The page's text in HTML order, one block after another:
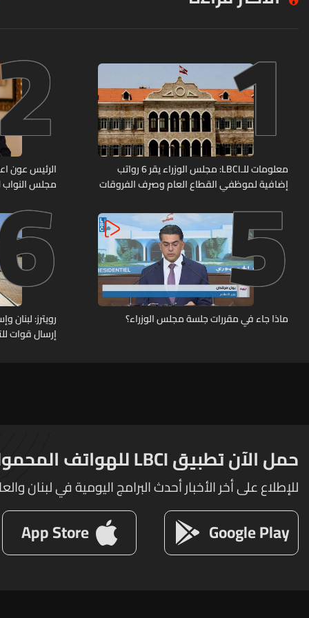
1
معلومات للـLBCI: مجلس الوزراء يقر 6 رواتب
إضافية لموظفي القطاع العام وصرف الفروقات
الرئيس عون
مجلس النواب
5
ماذا جاء في مقررات جلسة مجلس الوزراء؟
رويترز:
إرسال قوات
حمل الآن تطبيق LBCI للهواتف المحمولة
للإطلاع على أخر الأخبار أحدث البرامج اليومية في لبنان
Google Play
App Store